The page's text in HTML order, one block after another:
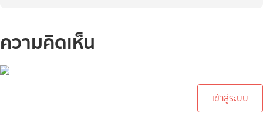
ความคิดเห็น
เข้าสู่ระบบ